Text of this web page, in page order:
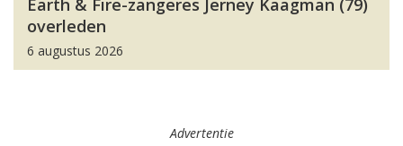
Earth & Fire-zangeres Jerney Kaagman (79)
overleden
6 augustus 2026
Advertentie